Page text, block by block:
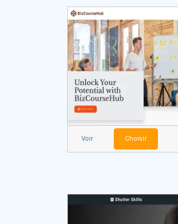
Voir Choisir